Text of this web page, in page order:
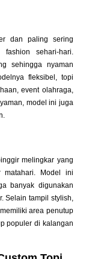
dan paling sering
fashion sehari-hari.
sehingga nyaman
fleksibel, topi
event olahraga,
model ini juga
melingkar yang
matahari. Model ini
banyak digunakan
Selain tampil stylish,
area penutup
populer di kalangan